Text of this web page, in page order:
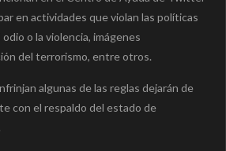
en actividades que violan las políticas
o la violencia, imágenes
del terrorismo, entre otros.
algunas de las reglas dejarán de
con el respaldo del estado de